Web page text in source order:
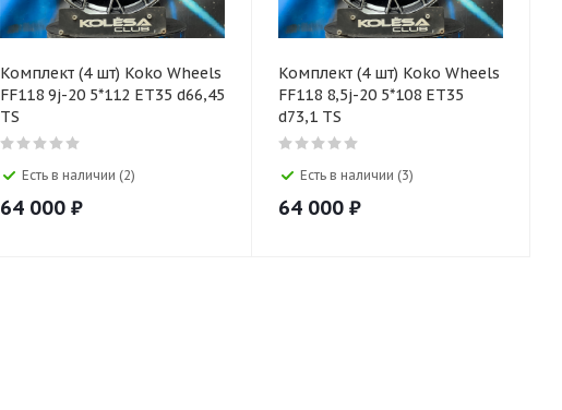
Комплект (4 шт) Koko Wheels
FF118 9j-20 5*112 ET35 d66,45
TS
Есть в наличии (2)
64 000 ₽
Комплект (4 шт) Koko Wheels
FF118 8,5j-20 5*108 ET35
d73,1 TS
Есть в наличии (3)
64 000 ₽